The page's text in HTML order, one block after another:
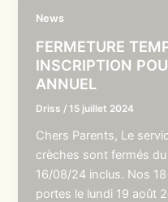
News
FERMETURE
INSCRIPTION
ANNUEL
Driss /15 juillet 2024
Chers Parents, Le
crèches sont fermés
16/08/24 inclus. Nos
portes le lundi 19 août